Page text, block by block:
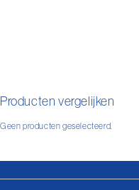
Producten vergelijken
Geen producten geselecteerd.